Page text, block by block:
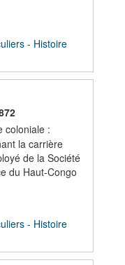
- Histoire
coloniale :
la carrière
de la Société
du Haut-Congo
- Histoire